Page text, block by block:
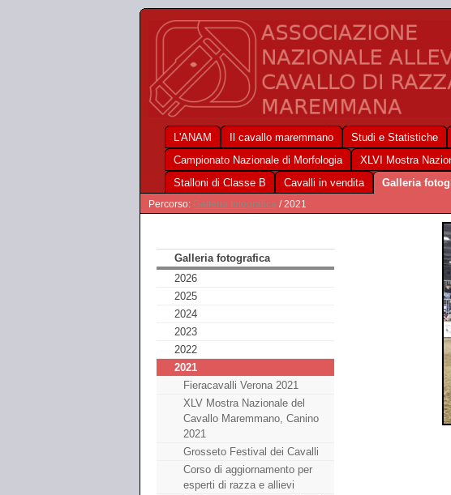
L'ANAM Il cavallo maremmano Studi e Statistiche
Campionato Nazionale di Morfologia
XLVI Mostra
Stalloni di Classe B
Cavalli in vendita Galleria
Percorso: Galleria fotografica / 2021
Galleria fotografica
2026
2025
2024
2023
2022
2021
Fieracavalli Verona 2021
XLV Mostra Nazionale del
Cavallo Maremmano, Canino
2021
Grosseto Festival dei Cavalli
Corso di aggiornamento per
esperti di razza e allievi